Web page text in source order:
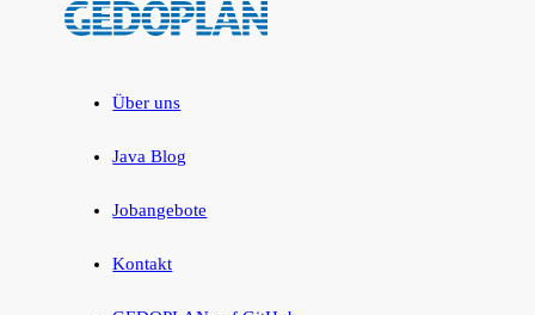
Über uns
Java Blog
Jobangebote
Kontakt